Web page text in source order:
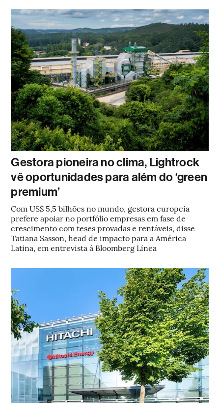
Gestora pioneira no clima, Lightrock
vê oportunidades para além do ‘green
premium’
Com US$ 5,5 bilhões no mundo, gestora europeia
prefere apoiar no portfólio empresas em fase de
crescimento com teses provadas e rentáveis, disse
Tatiana Sasson, head de impacto para a América
Latina, em entrevista à Bloomberg Línea